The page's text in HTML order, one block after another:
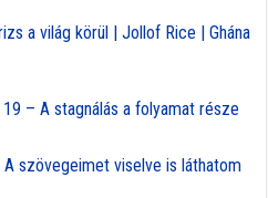
a világ körül | Jollof Rice | Ghána
– A stagnálás a folyamat része
szövegeimet viselve is láthatom